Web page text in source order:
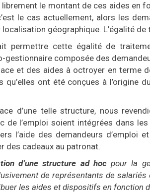
le montant de ces aides en
le cas actuellement, alors les
géographique. L’égalité
permettre cette égalité de
gestionnaire composée des
et des aides à octroyer en terme
qu’elles ont été conçues à l’origine
d’une telle structure, nous
de l’emploi soient intégrées dans
l’aide des demandeurs d’emploi
des cadeaux au patronat.
d’une structure ad hocpour la
de représentants de salariés
les aides et dispositifs en fonction